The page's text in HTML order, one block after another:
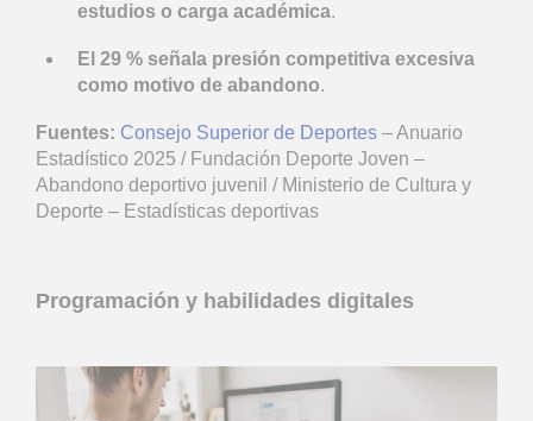
estudios o carga académica.
El 29 % señala presión competitiva excesiva
como motivo de abandono.
Fuentes: Consejo Superior de Deportes – Anuario
Estadístico 2025 / Fundación Deporte Joven –
Abandono deportivo juvenil / Ministerio de Cultura y
Deporte – Estadísticas deportivas
Programación y habilidades digitales